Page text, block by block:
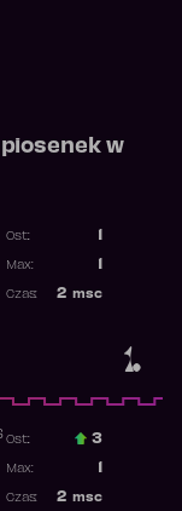
w
1.
Ost.:
Max:
2 msc
Czas:
Ost.: 3
Max:
2 msc
Czas: